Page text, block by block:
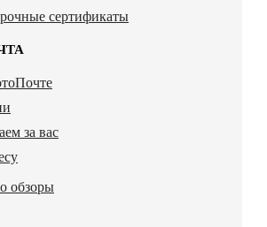
сертификаты
за вас
обзоры